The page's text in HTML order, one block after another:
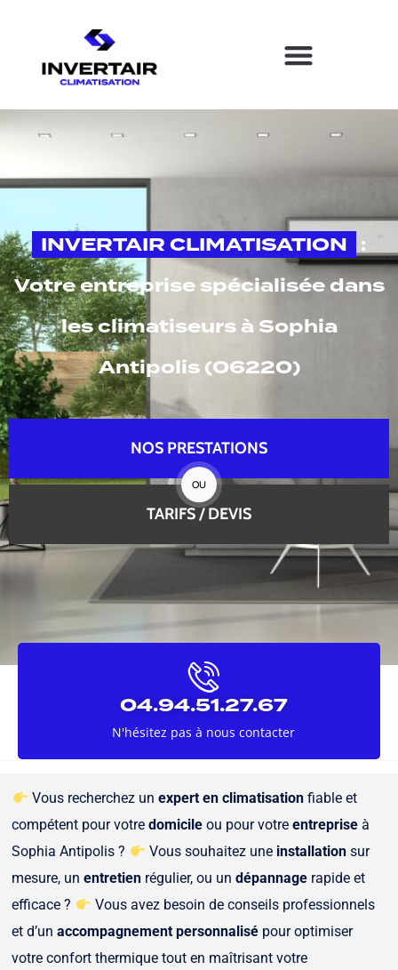
INVERTAIR CLIMATISATION :
Votre entreprise spécialisée dans
les climatiseurs à Sophia
Antipolis (06220)
NOS PRESTATIONS
OU
TARIFS / DEVIS
04.94.51.27.67
N'hésitez pas à nous contacter
Vous recherchez un expert en climatisationfiable et
compétent pour votredomicile ou pour votreentreprise à
Sophia Antipolis ?
Vous souhaitez une installationsur
mesure, unentretien régulier, ou undépannage rapide et
efficace ?
Vous avez besoin de conseils professionnels
et d’unaccompagnement personnalisé pour optimiser
votre confort thermique tout en maîtrisant votre